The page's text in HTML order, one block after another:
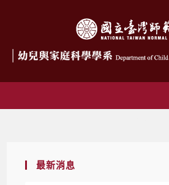
最新消息